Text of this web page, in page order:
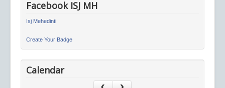
Facebook ISJ MH
Isj Mehedinti
Create Your Badge
Calendar